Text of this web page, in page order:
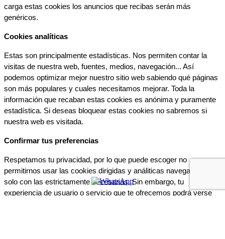
carga estas cookies los anuncios que recibas serán más
genéricos.
Cookies analíticas
Estas son principalmente estadísticas. Nos permiten contar la
visitas de nuestra web, fuentes, medios, navegación... Así
podemos optimizar mejor nuestro sitio web sabiendo qué páginas
son más populares y cuales necesitamos mejorar. Toda la
información que recaban estas cookies es anónima y puramente
estadística. Si deseas bloquear estas cookies no sabremos si
nuestra web es visitada.
Confirmar tus preferencias
Respetamos tu privacidad, por lo que puede escoger no
permitirnos usar las cookies dirigidas y análiticas navegando tan
solo con las estrictamente necesarias. Sin embargo, tu
experiencia de usuario o servicio que te ofrecemos podrá verse